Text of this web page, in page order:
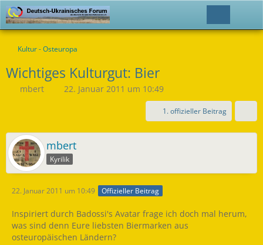
Kultur - Osteuropa
Wichtiges Kulturgut: Bier
mbert 22. Januar 2011 um 10:49
1. offizieller Beitrag
mbert
Kyrilik
22. Januar 2011 um 10:49 Offizieller Beitrag
Inspiriert durch Badossi's Avatar frage ich doch mal herum,
was sind denn Eure liebsten Biermarken aus
osteuropäischen Ländern?